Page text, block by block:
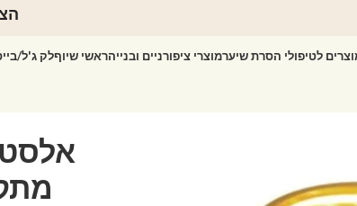
לטיפולי הסרת שיערמוצרי ציפורניים ובנייהראשי שיוףלק ג'ל/